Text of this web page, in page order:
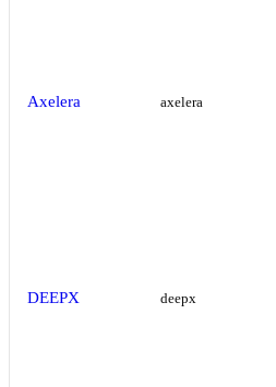
Axelera axelera
DEEPX deepx